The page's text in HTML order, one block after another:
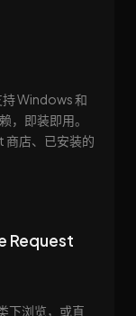
Windows 和
，即装即用。
商店、已安装的
Request
浏览，或直